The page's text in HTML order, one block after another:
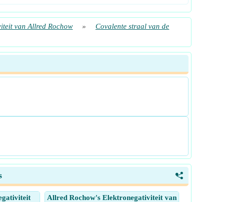
van Allred Rochow »
Covalente straal van de
<
Allred Rochow's Elektronegativiteit van